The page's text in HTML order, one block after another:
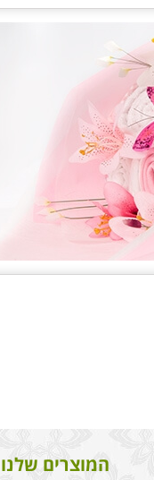
המוצרים שלנו